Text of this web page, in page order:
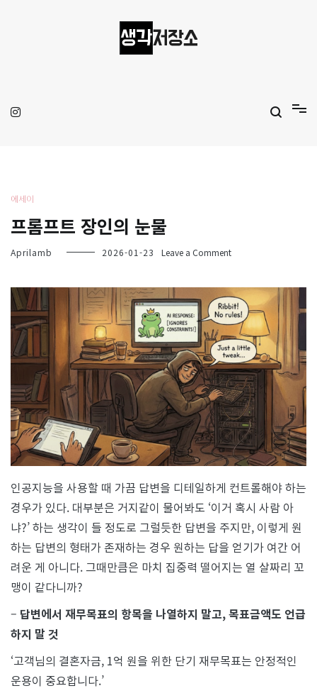
에세이
프롬프트 장인의 눈물
Aprilamb 2026-01-23 Leave a Commenton
트
장
의
눈
물
인공지능을 사용할 때 가끔 답변을 디테일하게 컨트롤해야 하는
경우가 있다. 대부분은 거지같이 물어봐도 ‘이거 혹시 사람 아
냐?’ 하는 생각이 들 정도로 그럴듯한 답변을 주지만, 이렇게 원
하는 답변의 형태가 존재하는 경우 원하는 답을 얻기가 여간 어
려운 게 아니다. 그때만큼은 마치 집중력 떨어지는 열 살짜리 꼬
맹이 같다니까?
– 답변에서 재무목표의 항목을 나열하지 말고, 목표금액도 언급
하지 말 것
‘고객님의 결혼자금, 1억 원을 위한 단기 재무목표는 안정적인
운용이 중요합니다.’